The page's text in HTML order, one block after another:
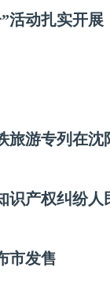
活动扎实开展
游专列在沈
识产权纠纷人
市发售